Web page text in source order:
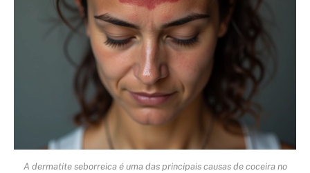
A dermatite seborreica é uma das principais causas de coceira no